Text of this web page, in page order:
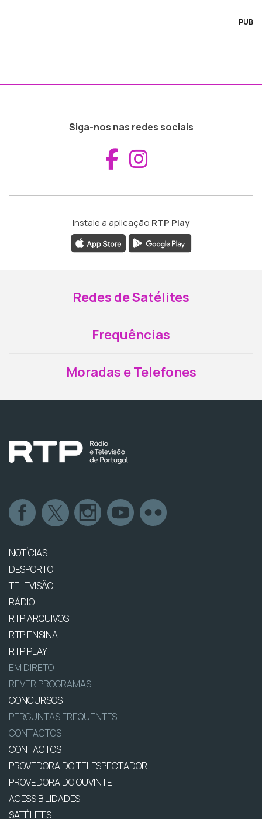
PUB
Siga-nos nas redes sociais
Aceder ao
Instale a aplicação RTP Play
Redes de Satélites
Frequências
Moradas e Telefones
NOTÍCIAS
DESPORTO
TELEVISÃO
RÁDIO
RTP ARQUIVOS
RTP ENSINA
RTP PLAY
EM DIRETO
REVER PROGRAMAS
CONCURSOS
PERGUNTAS FREQUENTES
CONTACTOS
CONTACTOS
PROVEDORA DO TELESPECTADOR
PROVEDORA DO OUVINTE
ACESSIBILIDADES
SATÉLITES